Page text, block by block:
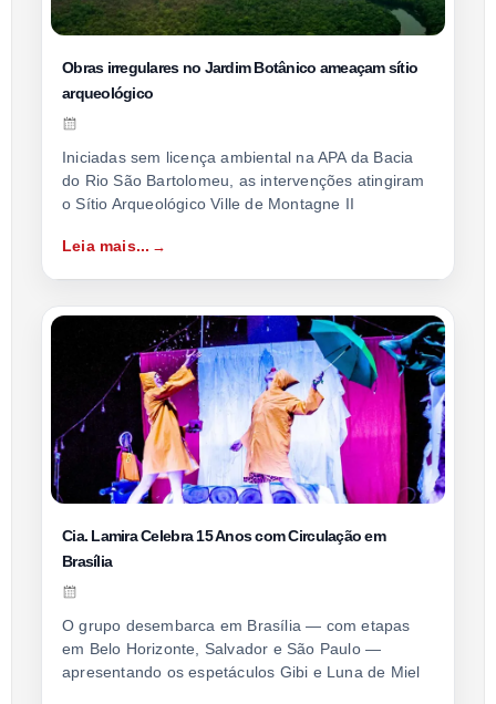
Obras irregulares no Jardim Botânico ameaçam sítio
arqueológico
Iniciadas sem licença ambiental na APA da Bacia
do Rio São Bartolomeu, as intervenções atingiram
o Sítio Arqueológico Ville de Montagne II
Leia mais...
Cia. Lamira Celebra 15 Anos com Circulação em
Brasília
O grupo desembarca em Brasília — com etapas
em Belo Horizonte, Salvador e São Paulo —
apresentando os espetáculos Gibi e Luna de Miel